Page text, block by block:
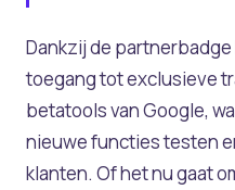
Dankzij de
toegang tot exclusieve
betatools van Google,
nieuwe functies testen
klanten. Of het nu gaat